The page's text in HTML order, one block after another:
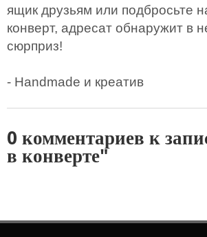
ящик друзьям или подбросьте
конверт, адресат обнаружит
сюрприз!
- Handmade и креатив
0 комментариев к
в конверте"